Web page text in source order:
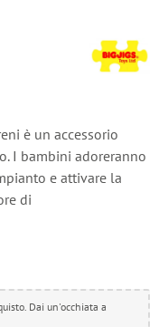
è un accessorio
I bambini adoreranno
e attivare la
di
Dai un'occhiata a